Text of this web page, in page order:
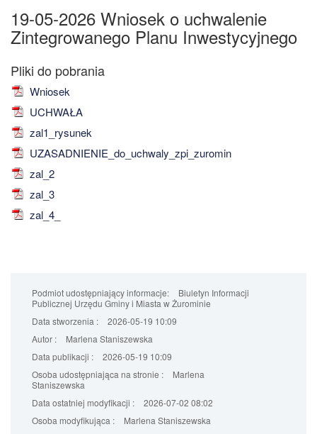
19-05-2026 Wniosek o uchwalenie
Zintegrowanego Planu Inwestycyjnego
Wniosek
UCHWAŁA
zal1_rysunek
UZASADNIENIE_do_uchwaly_zpi_zuromin
zal_2
zal_3
zal_4_
Podmiot udostępniający informacje:
Biuletyn Informacji
Publicznej Urzędu Gminy i Miasta w Żurominie
Data stworzenia :
2026-05-19 10:09
Autor :
Marlena Staniszewska
Data publikacji :
2026-05-19 10:09
Osoba udostępniająca na stronie :
Marlena
Staniszewska
Data ostatniej modyfikacji :
2026-07-02 08:02
Osoba modyfikująca :
Marlena Staniszewska